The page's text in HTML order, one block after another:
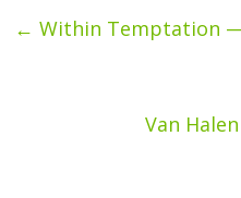
← Within Temptation
Van